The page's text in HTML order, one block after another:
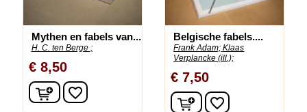
Mythen en fabels van...
H. C. ten Berge ;
€ 8,50
In winkelwagen
favorite_border
Belgische fabels....
Frank Adam; Klaas
Verplancke (ill.);
€ 7,50
In winkelwagen
favorite_border